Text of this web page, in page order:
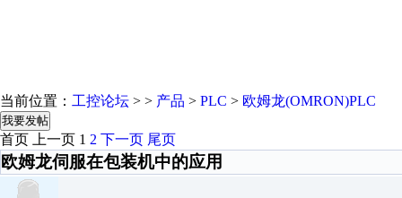
当前位置： 工控论坛 > > 产品 > PLC > 欧姆龙(OMRON)PLC
我要发帖
首页 上一页 1 2 下一页 尾页
欧姆龙伺服在包装机中的应用